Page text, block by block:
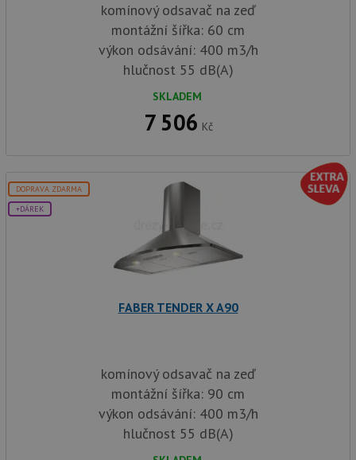
komínový odsavač na zeď
montážní šířka: 60 cm
výkon odsávání: 400 m3/h
hlučnost 55 dB(A)
SKLADEM
7 506 Kč
DOPRAVA ZDARMA
+DÁREK
FABER TENDER X A90
komínový odsavač na zeď
montážní šířka: 90 cm
výkon odsávání: 400 m3/h
hlučnost 55 dB(A)